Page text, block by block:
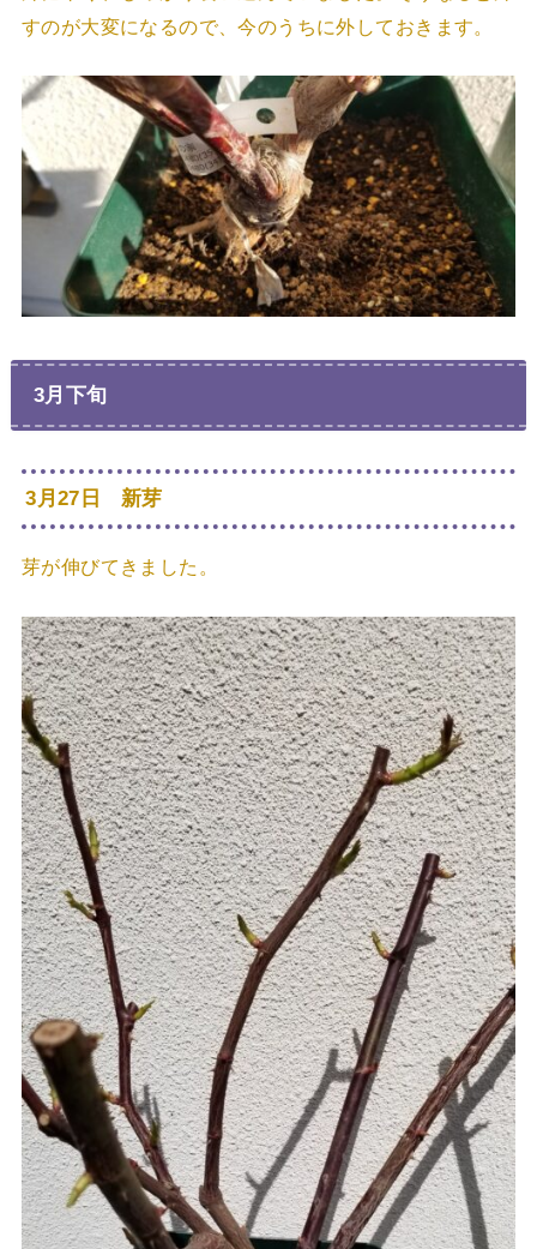
すのが大変になるので、今のうちに外しておきます。
3月下旬
3月27日 新芽
芽が伸びてきました。